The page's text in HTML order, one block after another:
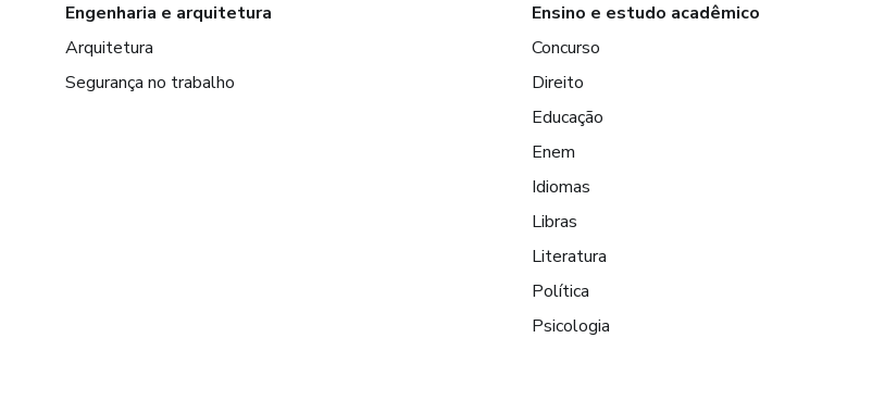
Engenharia e arquitetura
Arquitetura
Segurança no trabalho
Ensino e estudo acadêmico
Concurso
Direito
Educação
Enem
Idiomas
Libras
Literatura
Política
Psicologia